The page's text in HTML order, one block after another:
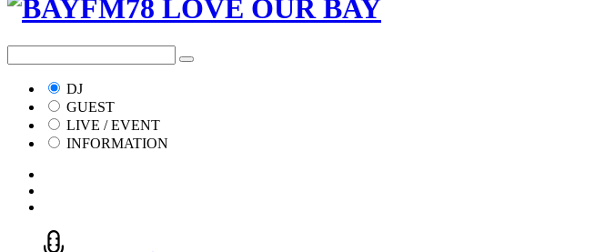
DJ
GUEST
LIVE / EVENT
INFORMATION